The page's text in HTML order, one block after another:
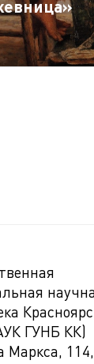
ГУНБ КК)
Маркса, 114,